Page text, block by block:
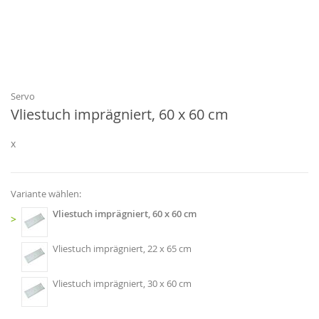
Bildgalerie
springen
Servo
Vliestuch imprägniert, 60 x 60 cm
x
Variante wählen:
> Vliestuch imprägniert, 60 x 60 cm
Vliestuch imprägniert, 22 x 65 cm
Vliestuch imprägniert, 30 x 60 cm